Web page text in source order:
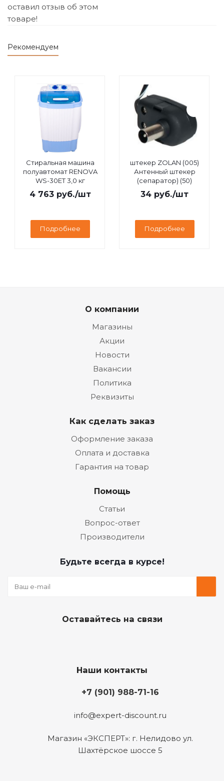
оставил отзыв об этом
товаре!
Рекомендуем
Стиральная машина
полуавтомат RENOVA
WS-30ET 3,0 кг
4 763руб./шт
Подробнее
штекер ZOLAN (005)
Антенный штекер
(сепаратор) (50)
34 руб./шт
Подробнее
О компании
Магазины
Акции
Новости
Вакансии
Политика
Реквизиты
Как сделать заказ
Оформление заказа
Оплата и доставка
Гарантия на товар
Помощь
Статьи
Вопрос-ответ
Производители
Будьте всегда в курсе!
Оставайтесь на связи
Наши контакты
+7 (901) 988-71-16
info@expert-discount.ru
Магазин «ЭКСПЕРТ»: г. Нелидово ул.
Шахтёрское шоссе 5